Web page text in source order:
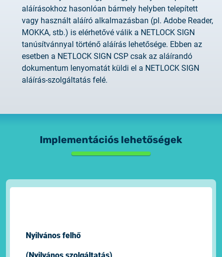
aláírásokhoz hasonlóan bármely helyben telepített
vagy használt aláíró alkalmazásban (pl. Adobe Reader,
MOKKA, stb.) is elérhetővé válik a NETLOCK SIGN
tanúsítvánnyal történő aláírás lehetősége. Ebben az
esetben a NETLOCK SIGN CSP csak az aláírandó
dokumentum lenyomatát küldi el a NETLOCK SIGN
aláírás-szolgáltatás felé.
Implementációs lehetőségek
Nyilvános felhő